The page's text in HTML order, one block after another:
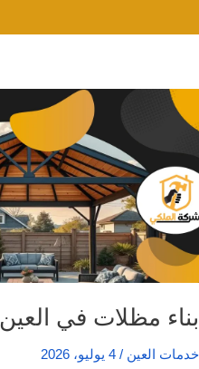
بناء مظلات في العين
خدمات العين / 4 يوليو، 2026